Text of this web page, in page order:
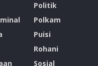
Politik
Polkam
Puisi
Rohani
Sosial